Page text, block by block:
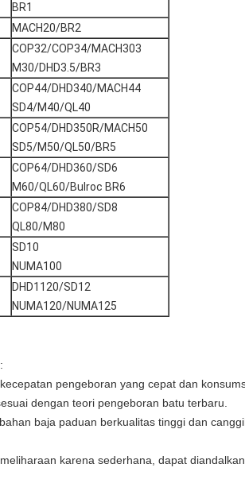
BR1
MACH20/BR2
COP32/COP34/MACH303
M30/DHD3.5/BR3
COP44/DHD340/MACH44
SD4/M40/QL40
COP54/DHD350R/MACH50
SD5/M50/QL50/BR5
COP64/DHD360/SD6
M60/QL60/Bulroc BR6
COP84/DHD380/SD8
QL80/M80
SD10
NUMA100
DHD1120/SD12
NUMA120/NUMA125
pengeboran yang cepat dan
dengan teori pengeboran batu terbaru.
baja paduan berkualitas tinggi dan
karena sederhana, dapat